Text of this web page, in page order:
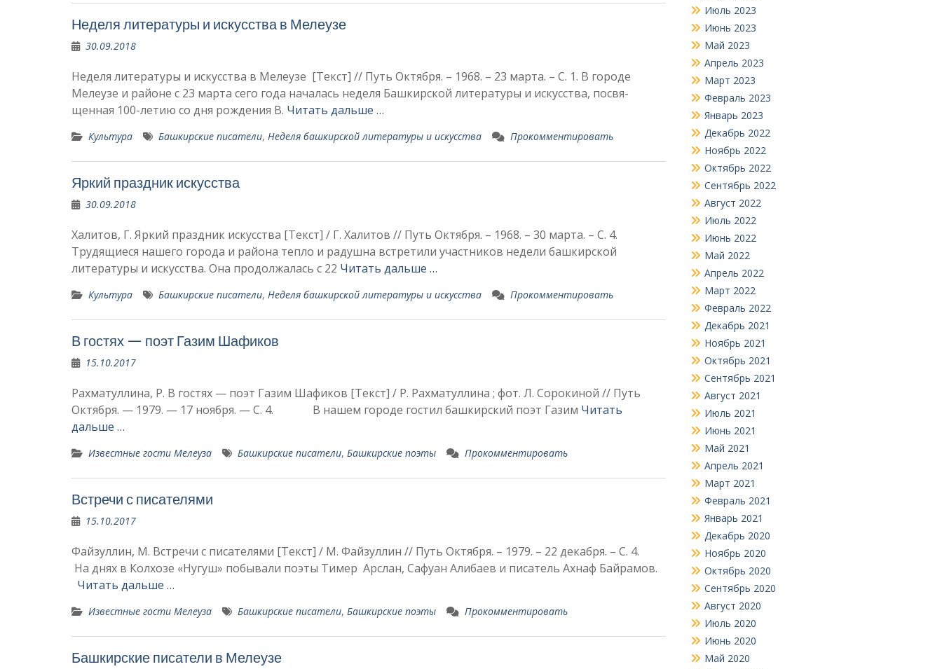
Неделя литературы и искусства в Мелеузе
30.09.2018
Неделя литературы и искусства в Мелеузе [Текст] // Путь Октября. – 1968. – 23 марта. – С. 1. В городе
Мелеузе и районе с 23 марта сего года нача­лась неделя Башкирской литературы и искусства, посвя­
щенная 100-летию со дня рождения В. Читать дальше …
Культура Башкирские писатели, Неделя башкирской литературы и искусства Прокомментировать
Яркий праздник искусства
30.09.2018
Халитов, Г. Яркий праздник искусства [Текст] / Г. Халитов // Путь Октября. – 1968. – 30 марта. – С. 4.
Трудящиеся нашего города и района тепло и радушна встретили участников недели башкирской
литературы и ис­кусства. Она продолжалась с 22 Читать дальше …
Культура Башкирские писатели, Неделя башкирской литературы и искусства Прокомментировать
В гостях — поэт Газим Шафиков
15.10.2017
Рахматуллина, Р. В гостях — поэт Газим Шафиков [Текст] / Р. Рахматуллина ; фот. Л. Сорокиной // Путь
Октября. — 1979. — 17 ноября. — С. 4. В нашем городе гостил башкирский поэт Газим Читать
дальше …
Известные гости Мелеуза Башкирские писатели, Башкирские поэты Прокомментировать
Встречи с писателями
15.10.2017
Файзуллин, М. Встречи с писателями [Текст] / М. Файзуллин // Путь Октября. – 1979. – 22 декабря. – С. 4.
На днях в Кол­хозе «Нугуш» по­бывали поэты Тимер Арслан, Сафуан Алибаев и пи­сатель Ахнаф Байрамов.
Читать дальше …
Известные гости Мелеуза Башкирские писатели, Башкирские поэты Прокомментировать
Башкирские писатели в Мелеузе
Июль 2023
Июнь 2023
Май 2023
Апрель 2023
Март 2023
Февраль 2023
Январь 2023
Декабрь 2022
Ноябрь 2022
Октябрь 2022
Сентябрь 2022
Август 2022
Июль 2022
Июнь 2022
Май 2022
Апрель 2022
Март 2022
Февраль 2022
Декабрь 2021
Ноябрь 2021
Октябрь 2021
Сентябрь 2021
Август 2021
Июль 2021
Июнь 2021
Май 2021
Апрель 2021
Март 2021
Февраль 2021
Январь 2021
Декабрь 2020
Ноябрь 2020
Октябрь 2020
Сентябрь 2020
Август 2020
Июль 2020
Июнь 2020
Май 2020